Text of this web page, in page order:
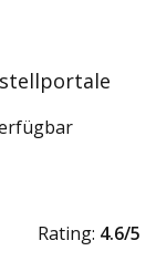
Rating: 4.6/5